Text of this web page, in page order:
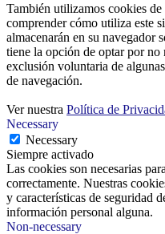
También utilizamos cookies
comprender cómo utiliza este
almacenarán en su navegador
tiene la opción de optar por no
exclusión voluntaria de
de navegación.
Ver nuestra Política de
Necessary
Necessary
Siempre activado
Las cookies son necesarias
correctamente. Nuestras
y características de seguridad
información personal alguna.
Non-necessary